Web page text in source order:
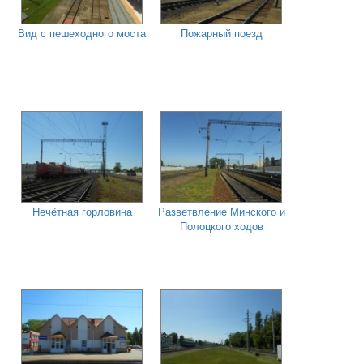
Вид с пешеходного моста Пожарный поезд
Нечётная горловина
Разветвление Минского и
Полоцкого ходов